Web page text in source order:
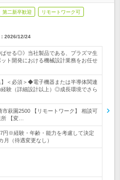
第二新卒歓迎 リモートワーク可
2026/12/24
ばせる◎》当社製品である、プラズマ生
ト開発における機械設計業務をお任せ
】＜必須＞◆電子機器または半導体関連
験（詳細設計以上）◎成長環境でさら
市萩園2500 【リモートワーク】 相談可
所 【変…
円※経験・年齢・能力を考慮して決定
（待遇変更なし）